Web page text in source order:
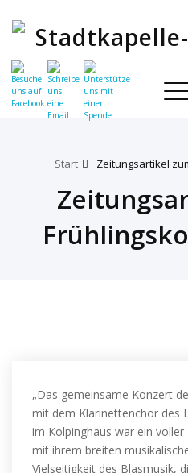
Start Zeitungsartikel
„Das gemeinsame Konzert
mit dem Klarinettenchor des
im Kolpinghaus war ein
mit ihrem breiten
Vielseitigkeit des Blasmusik,